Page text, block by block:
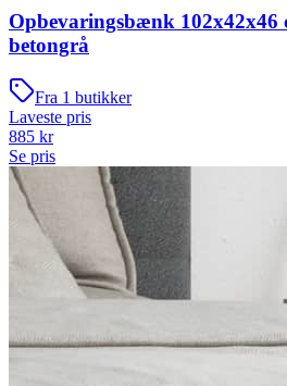
Opbevaringsbænk
betongrå
Fra 1 butikker
Laveste pris
885 kr
Se pris